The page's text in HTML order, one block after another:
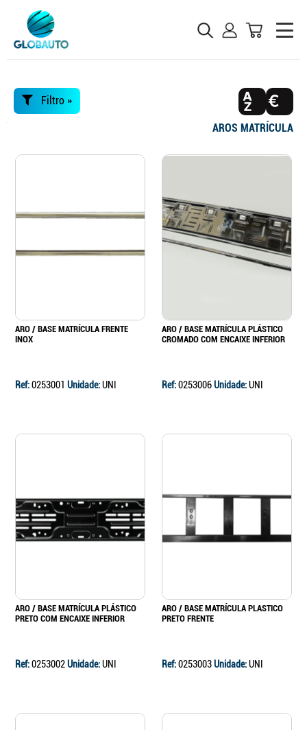
Filtro »
AROS MATRÍCULA
ARO / BASE MATRÍCULA FRENTE
INOX
Ref:0253001 Unidade:UNI
ARO / BASE MATRÍCULA PLÁSTICO
CROMADO COM ENCAIXE INFERIOR
Ref:0253006Unidade:UNI
ARO / BASE MATRÍCULA PLÁSTICO
PRETO COM ENCAIXE INFERIOR
Ref:0253002Unidade:UNI
ARO / BASE MATRÍCULA PLASTICO
PRETO FRENTE
Ref:0253003Unidade:UNI